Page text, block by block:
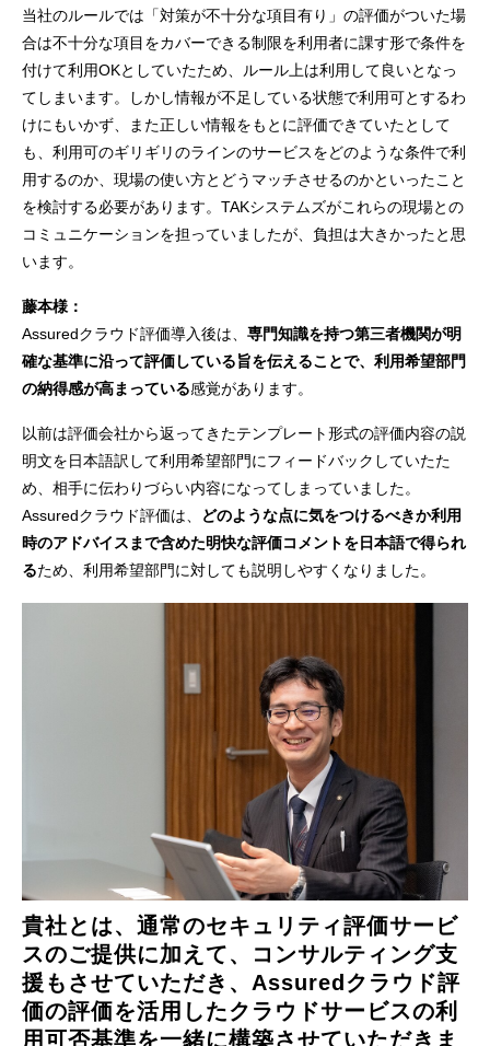
当社のルールでは「対策が不十分な項目有り」の評価がついた場
合は不十分な項目をカバーできる制限を利用者に課す形で条件を
付けて利用OKとしていたため、ルール上は利用して良いとなっ
てしまいます。しかし情報が不足している状態で利用可とするわ
けにもいかず、また正しい情報をもとに評価できていたとして
も、利用可のギリギリのラインのサービスをどのような条件で利
用するのか、現場の使い方とどうマッチさせるのかといったこと
を検討する必要があります。TAKシステムズがこれらの現場との
コミュニケーションを担っていましたが、負担は大きかったと思
います。
藤本様：
Assuredクラウド評価導入後は、 専門知識を持つ第三者機関が明
確な基準に沿って評価している旨を伝えることで、利用希望部門
の納得感が高まっている感覚があります。
以前は評価会社から返ってきたテンプレート形式の評価内容の説
明文を日本語訳して利用希望部門にフィードバックしていたた
め、相手に伝わりづらい内容になってしまっていました。
Assuredクラウド評価は、
どのような点に気をつけるべきか利用
時のアドバイスまで含めた明快な評価コメントを日本語で得られ
るため、利用希望部門に対しても説明しやすくなりました。
貴社とは、通常のセキュリティ評価サービ
スのご提供に加えて、コンサルティング支
援もさせていただき、Assuredクラウド評
価の評価を活用したクラウドサービスの利
用可否基準を一緒に構築させていただきま